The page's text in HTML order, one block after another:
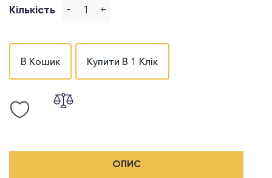
Кількість - +
В Кошик Купити В 1 Клік
ОПИС